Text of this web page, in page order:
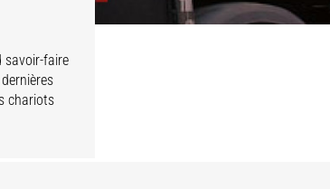
savoir-faire
chariots